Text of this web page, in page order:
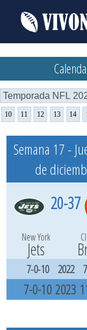
10 11 12 13 14
Semana 17 -
de
20-37
New York
Jets
7-0-10 2022
7-0-10 2023